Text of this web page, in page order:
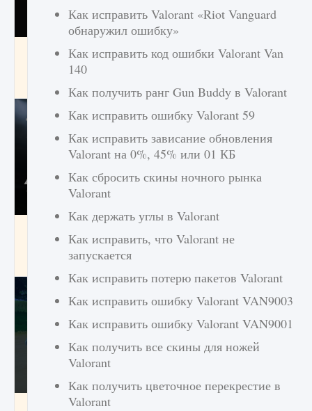
Как разблокировать чертеж счастливого
оружия в MW3 и Warzone
Все новые функции Ultimate Team в EA FC
9 августа 2024
Как включить чат в Fortnite
Как исправить Valorant «Riot Vanguard
обнаружил ошибку»
Как исправить код ошибки Valorant Van
140
Как получить ранг Gun Buddy в Valorant
Как исправить ошибку Valorant 59
Как исправить зависание обновления
Valorant на 0%, 45% или 01 КБ
Как сбросить скины ночного рынка
Valorant
Как держать углы в Valorant
Как исправить, что Valorant не
запускается
Как исправить потерю пакетов Valorant
Как исправить ошибку Valorant VAN9003
Как исправить ошибку Valorant VAN9001
Как получить все скины для ножей
Valorant
Как получить цветочное перекрестие в
Valorant